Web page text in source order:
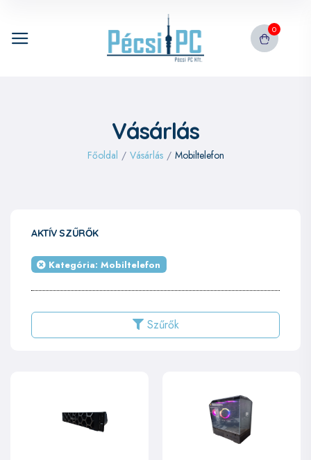
0
Vásárlás
Főoldal / Vásárlás / Mobiltelefon
AKTÍV SZŰRŐK
Kategória: Mobiltelefon
Szűrők